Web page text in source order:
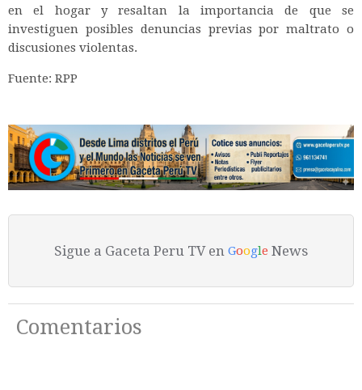
en el hogar y resaltan la importancia de que se
investiguen posibles denuncias previas por maltrato o
discusiones violentas.
Fuente: RPP
Sigue a Gaceta Peru TV en Google News
Comentarios